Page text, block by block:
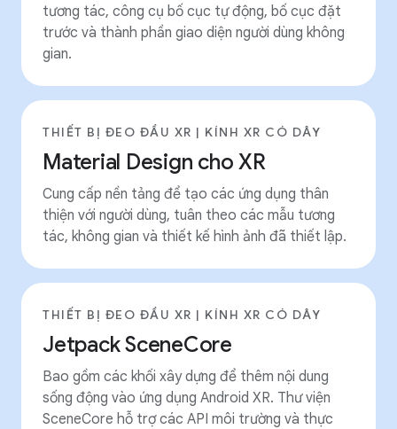
tương tác, công cụ bố cục tự động, bố cục đặt
trước và thành phần giao diện người dùng không
gian.
THIẾT BỊ ĐEO ĐẦU XR | KÍNH XR CÓ DÂY
Material Design cho XR
Cung cấp nền tảng để tạo các ứng dụng thân
thiện với người dùng, tuân theo các mẫu tương
tác, không gian và thiết kế hình ảnh đã thiết lập.
THIẾT BỊ ĐEO ĐẦU XR | KÍNH XR CÓ DÂY
Jetpack SceneCore
Bao gồm các khối xây dựng để thêm nội dung
sống động vào ứng dụng Android XR. Thư viện
SceneCore hỗ trợ các API môi trường và thực